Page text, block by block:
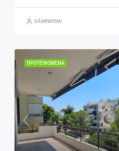
silverarrow
ΠΡΟΤΕΙΝΌΜΕΝΑ